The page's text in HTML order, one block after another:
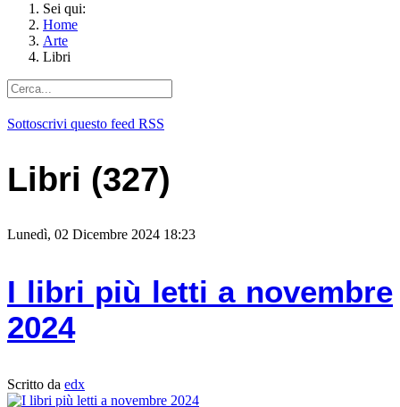
Sei qui:
Home
Arte
Libri
Sottoscrivi questo feed RSS
Libri (327)
Lunedì, 02 Dicembre 2024 18:23
I libri più letti a novembre
2024
Scritto da edx